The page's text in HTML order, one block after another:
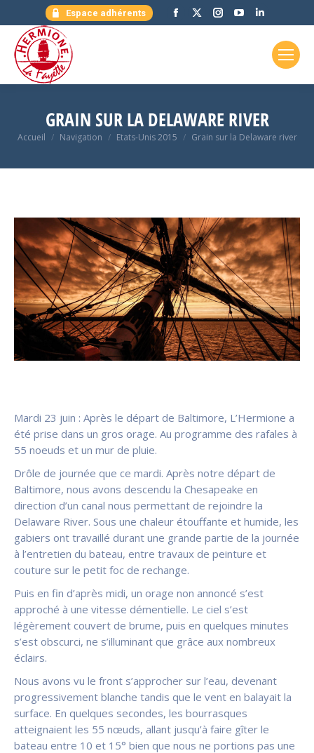
Espace adhérents
Facebook
newnew
Instagram
new
YouTube
opens
new
opens
new
GRAIN SUR LA DELAWARE RIVER
Vous êtes ici :
Accueil Navigation Etats-Unis 2015 Grain sur la Delaware river
Mardi 23 juin : Après le départ de Baltimore, L’Hermione a
été prise dans un gros orage. Au programme des rafales à
55 noeuds et un mur de pluie.
Drôle de journée que ce mardi. Après notre départ de
Baltimore, nous avons descendu la Chesapeake en
direction d’un canal nous permettant de rejoindre la
Delaware River. Sous une chaleur étouffante et humide, les
gabiers ont travaillé durant une grande partie de la journée
à l’entretien du bateau, entre travaux de peinture et
couture sur le petit foc de rechange.
Puis en fin d’après midi, un orage non annoncé s’est
approché à une vitesse démentielle. Le ciel s’est
légèrement couvert de brume, puis en quelques minutes
s’est obscurci, ne s’illuminant que grâce aux nombreux
éclairs.
Nous avons vu le front s’approcher sur l’eau, devenant
progressivement blanche tandis que le vent en balayait la
surface. En quelques secondes, les bourrasques
atteignaient les 55 nœuds, allant jusqu’à faire gîter le
bateau entre 10 et 15° bien que nous ne portions pas une